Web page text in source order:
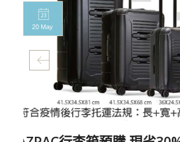
24 Oct
防盜關鍵30秒，前一波，狂銷5000組